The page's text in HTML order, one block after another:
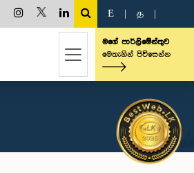
E த
මගේ පාර්ලිමේන්තුව
මෙතැනින් පිවිසෙන්න